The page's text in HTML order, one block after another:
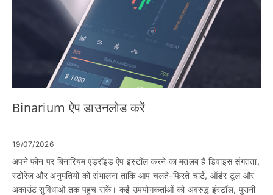
Binarium ऐप डाउनलोड करें
19/07/2026
अपने फोन पर बिनारियम एंड्रॉइड ऐप इंस्टॉल करने का मतलब है डिवाइस संगतता,
स्टोरेज और अनुमतियों को संभालना ताकि आप चलते-फिरते चार्ट, ऑर्डर टूल और
अकाउंट सुविधाओं तक पहुंच सकें। कई उपयोगकर्ताओं को अवरुद्ध इंस्टॉल, पुरानी